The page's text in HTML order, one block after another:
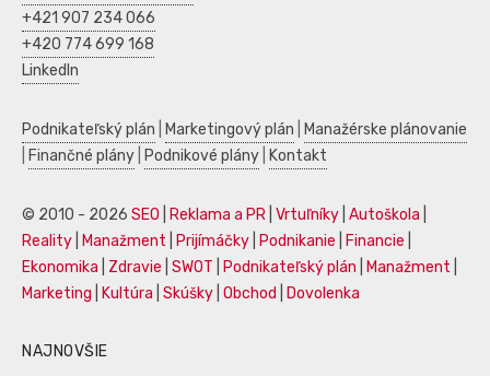
+421 907 234 066
+420 774 699 168
LinkedIn
Podnikateľský plán Marketingový plán
Manažérske plánovanie
Finančné plány Podnikové plány Kontakt
© 2010 - 2026 SEO Reklama a PR Vrtuľníky Autoškola
Reality
Manažment Prijímáčky Podnikanie Financie
Ekonomika
Zdravie SWOT Podnikateľský plán Manažment
Marketing
Kultúra Skúšky Obchod Dovolenka
NAJNOVŠIE